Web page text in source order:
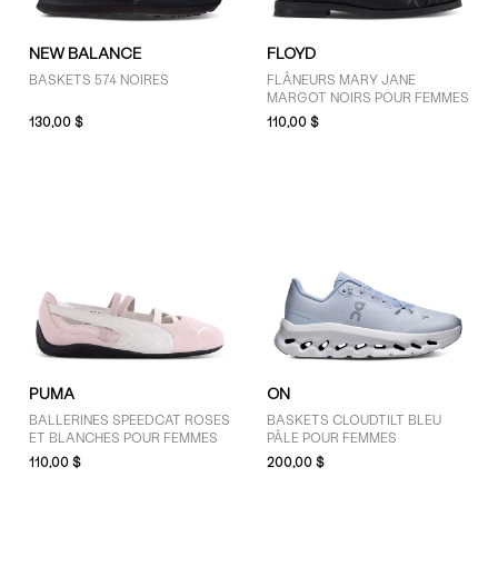
NEW BALANCE
BASKETS 574 NOIRES
130,00 $
FLOYD
FLÂNEURS MARY JANE
MARGOT NOIRS POUR FEMMES
110,00 $
PUMA
BALLERINES SPEEDCAT ROSES
ET BLANCHES POUR FEMMES
110,00 $
ON
BASKETS CLOUDTILT BLEU
PÂLE POUR FEMMES
200,00 $